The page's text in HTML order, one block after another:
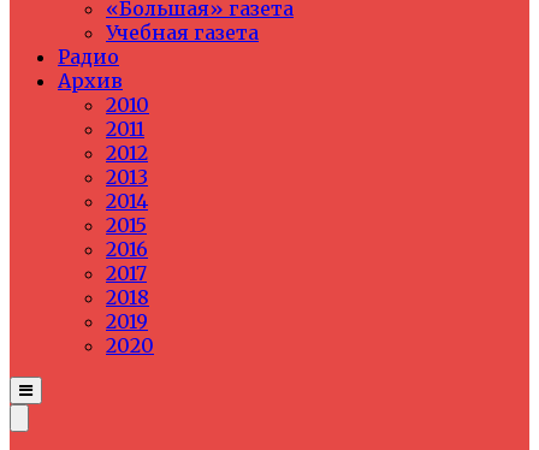
«Большая» газета
Учебная газета
Радио
Архив
2010
2011
2012
2013
2014
2015
2016
2017
2018
2019
2020